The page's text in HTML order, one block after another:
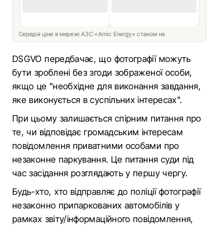
Середні ціни в мережі АЗС «Amic Energy» станом на
DSGVO передбачає, що фотографії можуть
бути зроблені без згоди зображеної особи,
якщо це "необхідне для виконання завдання,
яке виконується в суспільних інтересах".
При цьому залишається спірним питання про
те, чи відповідає громадським інтересам
повідомлення приватними особами про
незаконне паркування. Це питання суди під
час засідання розглядають у першу чергу.
Будь-хто, хто відправляє до поліції фотографії
незаконно припаркованих автомобілів у
рамках звіту/інформаційного повідомлення,